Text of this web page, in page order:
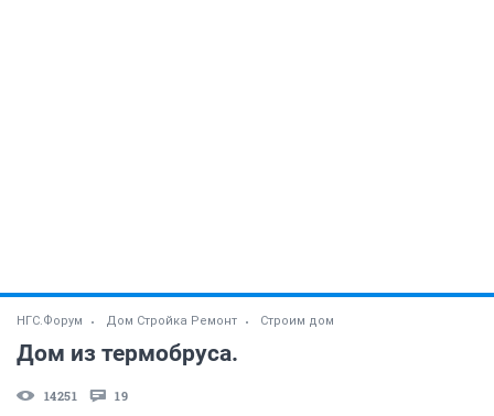
НГС.Форум Дом Стройка Ремонт Строим дом
Дом из термобруса.
14251 19